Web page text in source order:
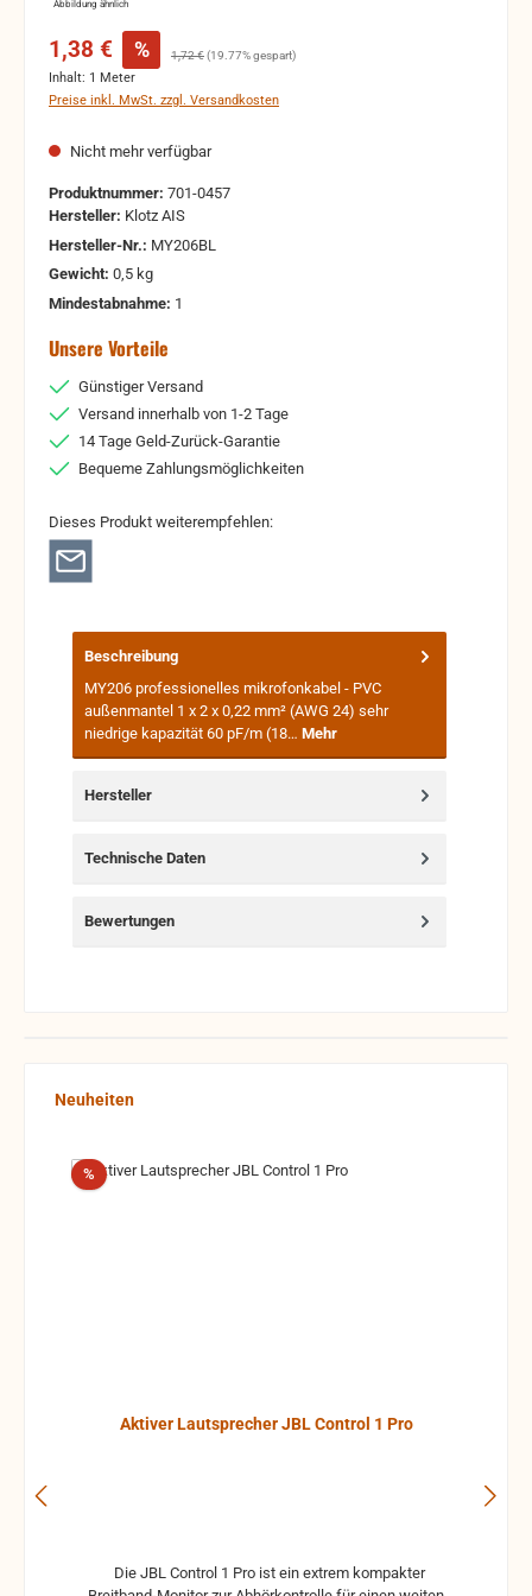
Abbildung ähnlich
Verkaufspreis:
1,38 € % Regulärer Preis:
1,72 €(19.77% gespart)
Inhalt: 1 Meter
Preise inkl. MwSt. zzgl. Versandkosten
Nicht mehr verfügbar
Produktnummer: 701-0457
Hersteller: Klotz AIS
Hersteller-Nr.: MY206BL
Gewicht: 0,5 kg
Mindestabnahme: 1
Unsere Vorteile
Günstiger Versand
Versand innerhalb von 1-2 Tage
14 Tage Geld-Zurück-Garantie
Bequeme Zahlungsmöglichkeiten
Dieses Produkt weiterempfehlen:
Beschreibung
MY206 professionelles mikrofonkabel - PVC
außenmantel 1 x 2 x 0,22 mm² (AWG 24) sehr
niedrige kapazität 60 pF/m (18… Mehr
Hersteller
Technische Daten
Bewertungen
Produktgalerie überspringen
Neuheiten
%Rabatt
Aktiver Lautsprecher JBL Control 1 Pro